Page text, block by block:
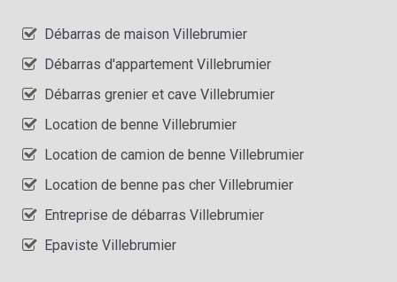
Débarras de maison Villebrumier
Débarras d'appartement Villebrumier
Débarras grenier et cave Villebrumier
Location de benne Villebrumier
Location de camion de benne Villebrumier
Location de benne pas cher Villebrumier
Entreprise de débarras Villebrumier
Epaviste Villebrumier